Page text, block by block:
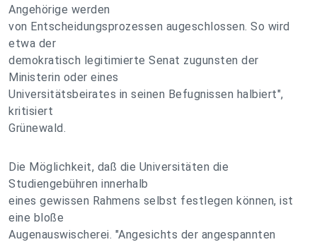
Angehörige werden
von Entscheidungsprozessen augeschlossen. So wird
etwa der
demokratisch legitimierte Senat zugunsten der
Ministerin oder eines
Universitätsbeirates in seinen Befugnissen halbiert",
kritisiert
Grünewald.
Die Möglichkeit, daß die Universitäten die
Studiengebühren innerhalb
eines gewissen Rahmens selbst festlegen können, ist
eine bloße
Augenauswischerei. "Angesichts der angespannten